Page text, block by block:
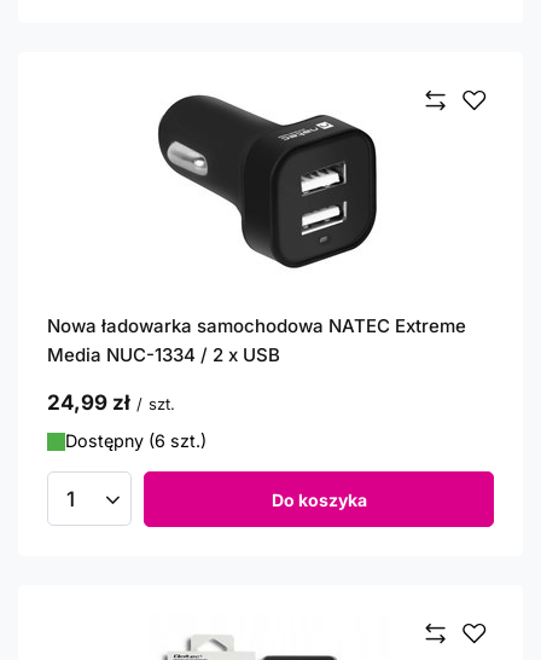
Nowa ładowarka samochodowa NATEC Extreme
Media NUC-1334 / 2 x USB
24,99 zł / szt.
Dostępny (6 szt.)
Ilość produktów Do koszyka